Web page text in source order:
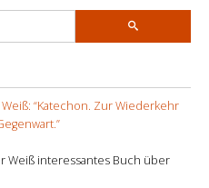
“Katechon. Zur Wiederkehr
Weiß interessantes Buch über